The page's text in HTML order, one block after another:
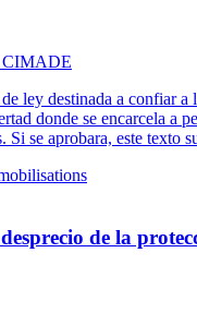
CIMADE
ley destinada a
donde se encarcela a
Si se aprobara, este texto
de la